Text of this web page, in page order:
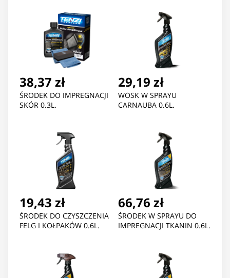
38,37 zł
ŚRODEK DO IMPREGNACJI
SKÓR 0.3L.
29,19 zł
WOSK W SPRAYU
CARNAUBA 0.6L.
19,43 zł
ŚRODEK DO CZYSZCZENIA
FELG I KOŁPAKÓW 0.6L.
66,76 zł
ŚRODEK W SPRAYU DO
IMPREGNACJI TKANIN 0.6L.